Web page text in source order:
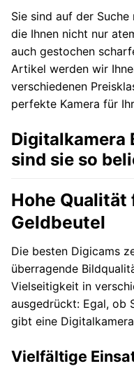
Sie sind auf der
die Ihnen nicht nur
auch gestochen
Artikel werden wir
verschiedenen
perfekte Kamera für
Digitalkamera
sind sie so
Hohe Qualität
Geldbeutel
Die besten Digicams
überragende
Vielseitigkeit in
ausgedrückt: Egal, ob
gibt eine
Vielfältige